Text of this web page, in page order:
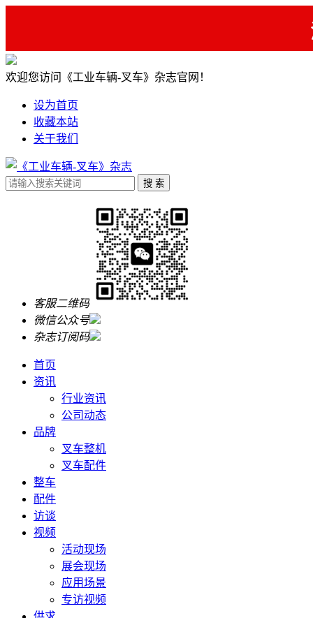
欢迎您访问《工业车辆-叉车》杂志官网！
设为首页
收藏本站
关于我们
客服二维码
微信公众号
杂志订阅码
首页
资讯
行业资讯
公司动态
品牌
叉车整机
叉车配件
整车
配件
访谈
视频
活动现场
展会现场
应用场景
专访视频